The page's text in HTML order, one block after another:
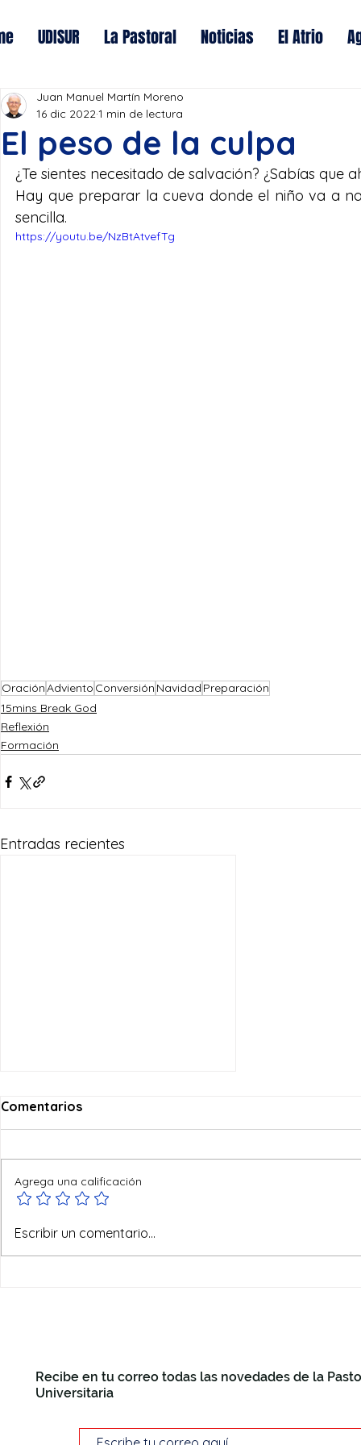
UDISUR La Pastoral Noticias El Atrio
El peso de la culpa
Juan Manuel Martín Moreno
16 dic 20221 min de lectura
¿Te sientes necesitado de salvación? ¿Sabías
Hay que preparar la cueva donde el niño va a
sencilla.
https://youtu.be/NzBtAtvefTg
OraciónAdviento Conversión Navidad Preparación
15mins Break God
Reflexión
Formación
Entradas recientes
Ofertas de verano
Comentarios
Agrega una calificación
Escribir un comentario...
Recibe en tu correo todas las novedades de la
Universitaria